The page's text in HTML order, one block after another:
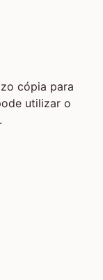
cópia para
utilizar o